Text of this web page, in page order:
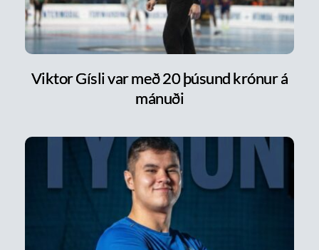
Viktor Gísli var með 20 þúsund krónur á
mánuði